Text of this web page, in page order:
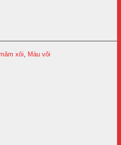
xôi, Màu vôi